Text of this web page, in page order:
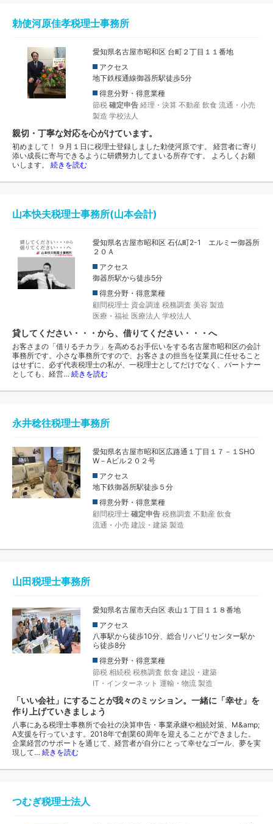
勅使河原佳孝税理士事務所
愛知県名古屋市昭和区 台町２丁目１１番地
アクセス
地下鉄桜通線御器所駅徒歩5分
得意分野・得意業種
節税 確定申告 経理・決算 不動産 飲食 流通・小売
製造 学校法人
親切・丁寧な対応を心がけています。
初めまして！ ９月１日に税理士登録しました勅使河原です。 経営者に寄り
添い成長に寄与できるように研鑽努力してまいる所存です。 よろしくお願
いします。 続きを読む
山本快夫税理士事務所(山本会計)
愛知県名古屋市昭和区 石仏町2-1 エルミー御器所
２０Ａ
アクセス
御器所駅から徒歩5分
得意分野・得意業種
顧問税理士 資金調達 税務調査 美容 製造
医療・福祉 医療法人 学校法人
貸してください・・・から、借りてください・・・へ
お客さまの「借りるチカラ」を高めるお手伝いをする名古屋市昭和区の会計
事務所です。小さな事務所ですので、お客さまの担当を従業員に任せること
はせずに、必ず代表税理士の私が、一税理士としてだけでなく、パートナー
としても、経営… 続きを読む
永井稔往税理士事務所
愛知県名古屋市昭和区広路通１丁目１７－１SHO
W－Aビル２０２号
アクセス
地下鉄御器所駅徒歩５分
得意分野・得意業種
顧問税理士 確定申告 税務調査 不動産 飲食
流通・小売 建設・建築 製造
山田税理士事務所
愛知県名古屋市天白区 表山１丁目１１８番地
アクセス
八事駅から徒歩10分、総合リハビリセンター駅か
ら徒歩8分
得意分野・得意業種
節税 相続税 税務調査 飲食 建設・建築
IT・インターネット 運輸・物流 製造
「いい会社」にすることが我々のミッション。一緒に「幸せ」を
作り上げていきましょう
八事にある税理士事務所で会社の決算申告・事業承継や相続対策、M&amp;
A支援を行っています。2018年で創業60周年を迎えることができました。
企業経営のサポートを通じて、経営者が自分にとって幸せなゴール、夢を実
現して… 続きを読む
つむぎ税理士法人